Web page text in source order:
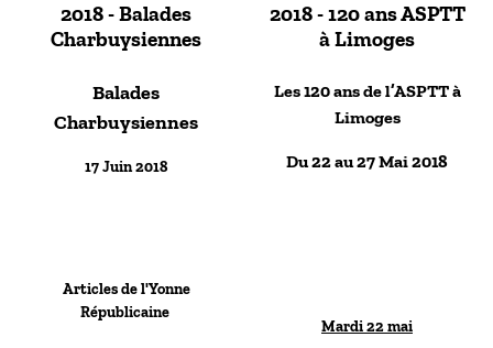
2018 - Balades
Charbuysiennes
Balades
Charbuysiennes
17 Juin 2018
Articles de l'Yonne
Républicaine
2018 - 120 ans ASPTT
à Limoges
Les 120 ans de l’ASPTT à
Limoges
Du 22 au 27 Mai 2018
Mardi 22 mai